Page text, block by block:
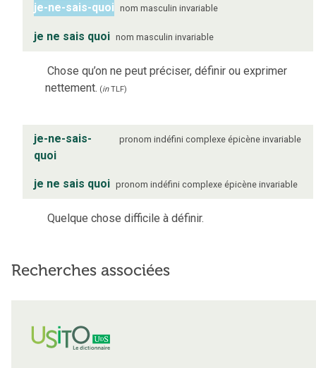
je-ne-sais-quoi nom masculin invariable
je ne sais quoi nom masculin invariable
Chose qu’on ne peut préciser, définir ou exprimer
nettement. (inTLF)
je-ne-sais-
quoi
pronom indéfini complexe épicène invariable
je ne sais quoi pronom indéfini complexe épicène invariable
Quelque chose difficile à définir.
Recherches associées